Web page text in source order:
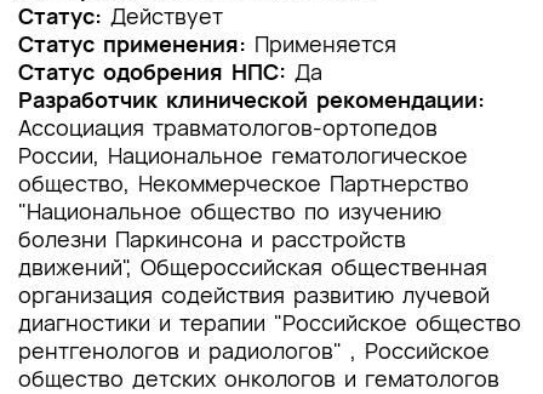
состояния (группы заболеваний или
состояний)
1.3 Эпидемиология заболевания или состояния
(группы заболеваний или состояний)
1.4 Особенности кодирования заболевания или
состояния (группы заболеваний или
состояний) по Международной
статистической классификации болезней и
проблем, связанных со здоровьем
1.5 Классификация заболевания или состояния
(группы заболеваний или состояний)
Статус: Действует
Статус применения: Применяется
Статус одобрения НПС: Да
Разработчик клинической рекомендации:
Ассоциация травматологов-ортопедов
России, Национальное гематологическое
общество, Некоммерческое Партнерство
"Национальное общество по изучению
болезни Паркинсона и расстройств
движений", Общероссийская общественная
организация содействия развитию лучевой
диагностики и терапии "Российское общество
рентгенологов и радиологов" , Российское
общество детских онкологов и гематологов